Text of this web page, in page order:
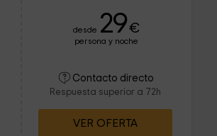
desde 29€
persona y noche
Contacto directo
Respuesta superior a 72h
VER OFERTA